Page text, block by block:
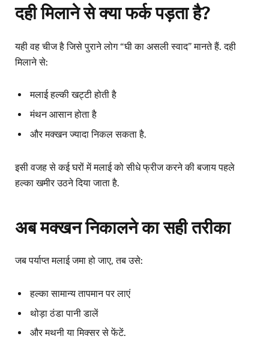
दही मिलाने से क्या फर्क पड़ता है?
यही वह चीज है जिसे पुराने लोग “घी का असली स्वाद” मानते हैं. दही
मिलाने से:
मलाई हल्की खट्टी होती है
मंथन आसान होता है
और मक्खन ज्यादा निकल सकता है.
इसी वजह से कई घरों में मलाई को सीधे फ्रीज करने की बजाय पहले
हल्का खमीर उठने दिया जाता है.
अब मक्खन निकालने का सही तरीका
जब पर्याप्त मलाई जमा हो जाए, तब उसे:
हल्का सामान्य तापमान पर लाएं
थोड़ा ठंडा पानी डालें
और मथनी या मिक्सर से फेंटें.